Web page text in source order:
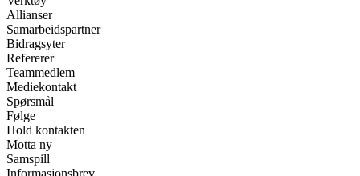
Allianser
Samarbeidspartner
Bidragsyter
Refererer
Teammedlem
Mediekontakt
Spørsmål
Følge
Hold kontakten
Motta ny
Samspill
Informasjonsbrev